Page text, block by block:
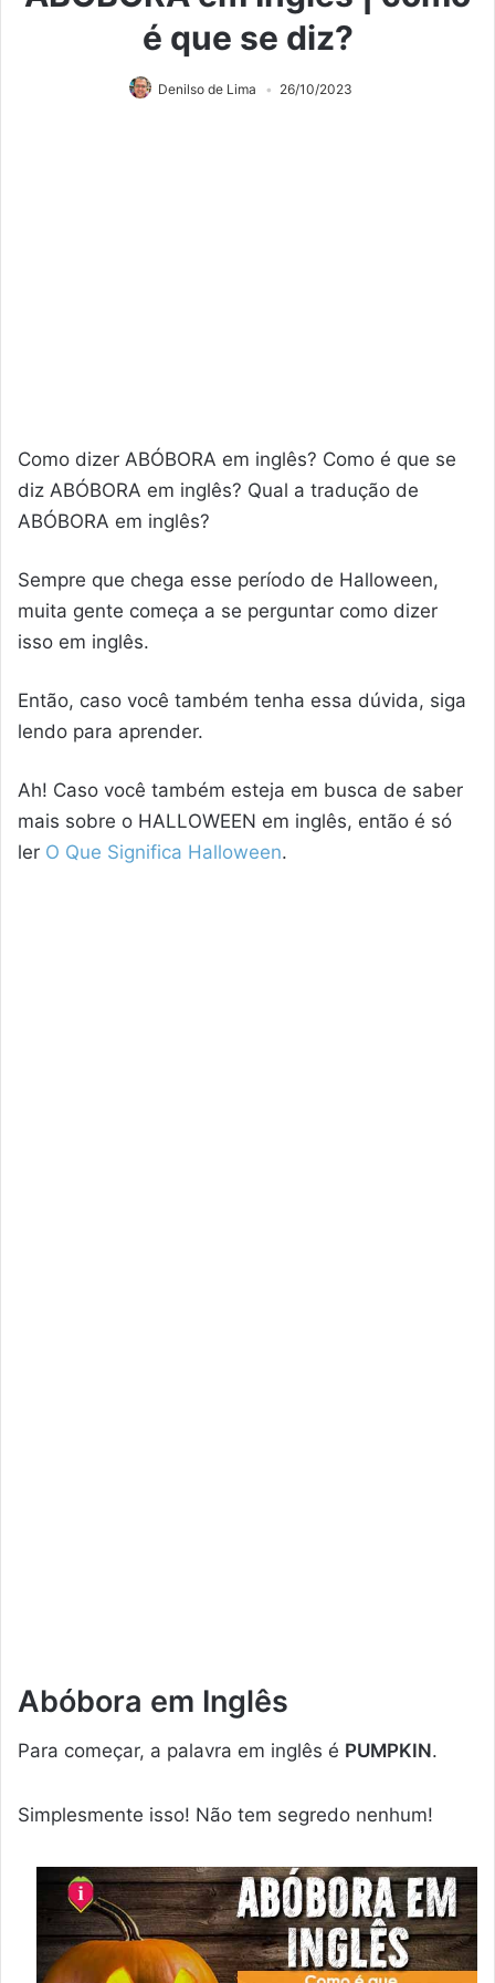
é que se diz?
Denilso de Lima 26/10/2023
Como dizer ABÓBORA em inglês? Como é que se
diz ABÓBORA em inglês? Qual a tradução de
ABÓBORA em inglês?
Sempre que chega esse período de Halloween,
muita gente começa a se perguntar como dizer
isso em inglês.
Então, caso você também tenha essa dúvida, siga
lendo para aprender.
Ah! Caso você também esteja em busca de saber
mais sobre o HALLOWEEN em inglês, então é só
ler O Que Significa Halloween.
Abóbora em Inglês
Para começar, a palavra em inglês é PUMPKIN.
Simplesmente isso! Não tem segredo nenhum!